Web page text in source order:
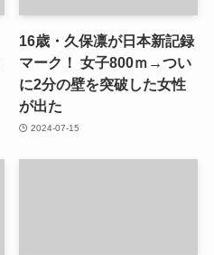
16歳・久保凛が日本新記録
マーク！ 女子800ｍ→つい
に2分の壁を突破した女性
が出た
2024-07-15